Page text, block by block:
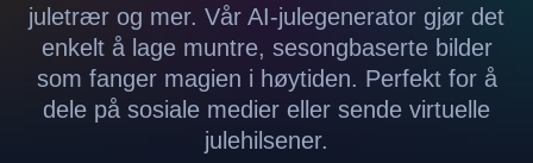
juletrær og mer. Vår AI-julegenerator gjør det
enkelt å lage muntre, sesongbaserte bilder
som fanger magien i høytiden. Perfekt for å
dele på sosiale medier eller sende virtuelle
julehilsener.